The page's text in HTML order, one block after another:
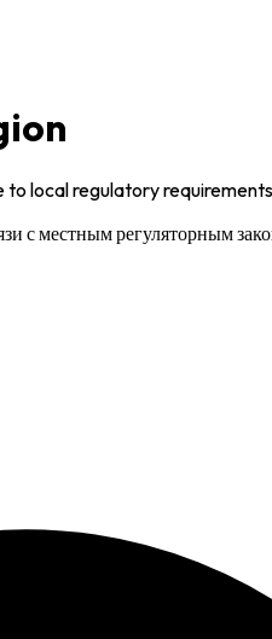
to local regulatory
с местным регуляторным